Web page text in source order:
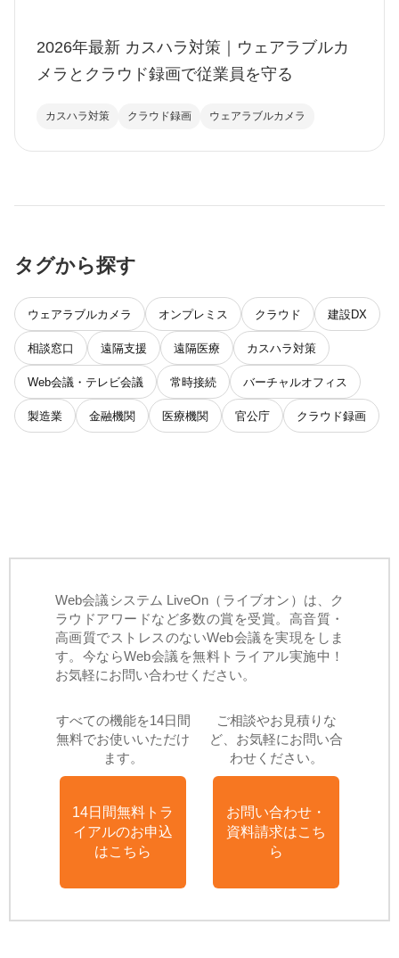
2026年最新 カスハラ対策｜ウェアラブルカ
メラとクラウド録画で従業員を守る
カスハラ対策 クラウド録画 ウェアラブルカメラ
タグから探す
ウェアラブルカメラ オンプレミス クラウド 建設DX
相談窓口 遠隔支援 遠隔医療 カスハラ対策
Web会議・テレビ会議 常時接続 バーチャルオフィス
製造業 金融機関 医療機関 官公庁 クラウド録画
Web会議システム LiveOn（ライブオン）は、ク
ラウドアワードなど多数の賞を受賞。高音質・
高画質でストレスのないWeb会議を実現をしま
す。今ならWeb会議を無料トライアル実施中！
お気軽にお問い合わせください。
すべての機能を14日間
無料でお使いいただけ
ます。
14日間無料トラ
イアルのお申込
はこちら
ご相談やお見積りな
ど、お気軽にお問い合
わせください。
お問い合わせ・
資料請求はこち
ら